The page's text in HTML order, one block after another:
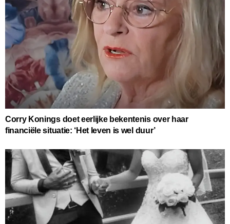
Corry Konings doet eerlijke bekentenis over haar
financiële situatie: ‘Het leven is wel duur’